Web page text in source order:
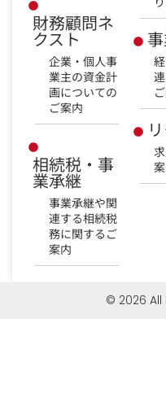
財務顧問ネ
クスト
企業・個人事
業主の資金計
画についての
ご案内
相続税・事
業承継
事業承継や関
連する相続税
務に関するご
案内
© 2026 All